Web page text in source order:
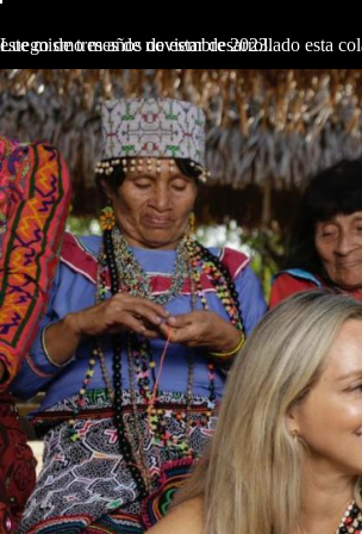
Luego de tres años de estar desarrollado esta colaboración, tomaron la decisión de crear una nueva marca, cuyo nombre podrían dar a conocer este mismo mes de noviembre 2023.